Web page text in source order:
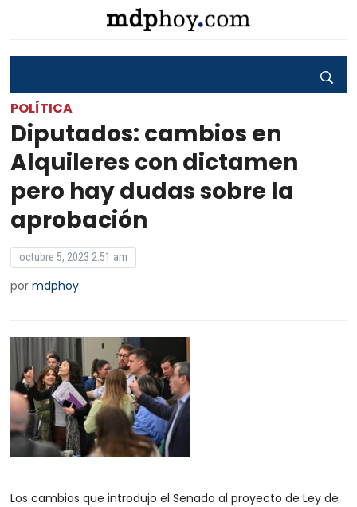
POLÍTICA
Diputados: cambios en
Alquileres con dictamen
pero hay dudas sobre la
aprobación
octubre 5, 2023 2:51 am
pormdphoy
Los cambios que introdujo el Senado al proyecto de Ley de